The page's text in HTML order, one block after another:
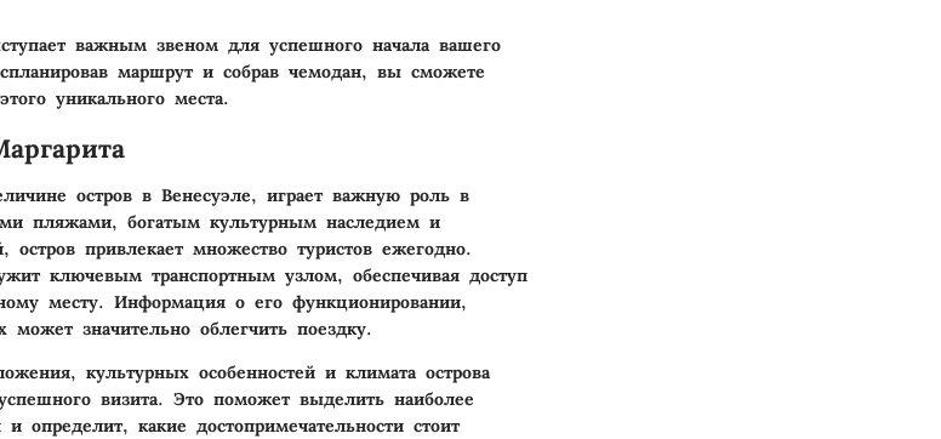
важным звеном для успешного начала вашего
маршрут и собрав чемодан, вы сможете
уникального места.
остров в Венесуэле, играет важную роль в
пляжами, богатым культурным наследием и
остров привлекает множество туристов ежегодно.
ключевым транспортным узлом, обеспечивая доступ
месту. Информация о его функционировании,
может значительно облегчить поездку.
культурных особенностей и климата острова
визита. Это поможет выделить наиболее
определит, какие достопримечательности стоит